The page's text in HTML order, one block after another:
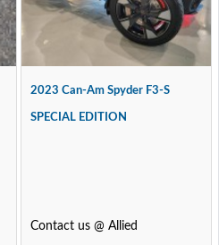
2023 Can-Am Spyder F3-S
SPECIAL EDITION
Contact us @ Allied